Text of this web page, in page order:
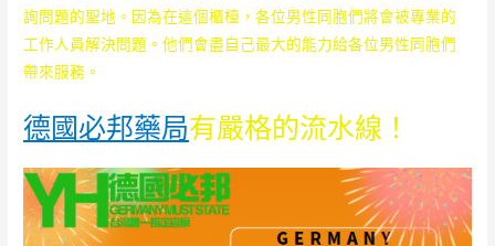
詢問題的聖地。因為在這個櫃檯，各位男性同胞們將會被專業的
工作人員解決問題。他們會盡自己最大的能力給各位男性同胞們
帶來服務。
德國必邦藥局有嚴格的流水線！